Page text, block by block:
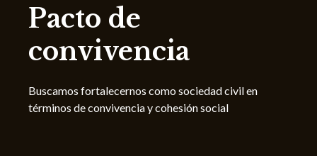
Pacto de
convivencia
Buscamos fortalecernos como sociedad civil en
términos de convivencia y cohesión social